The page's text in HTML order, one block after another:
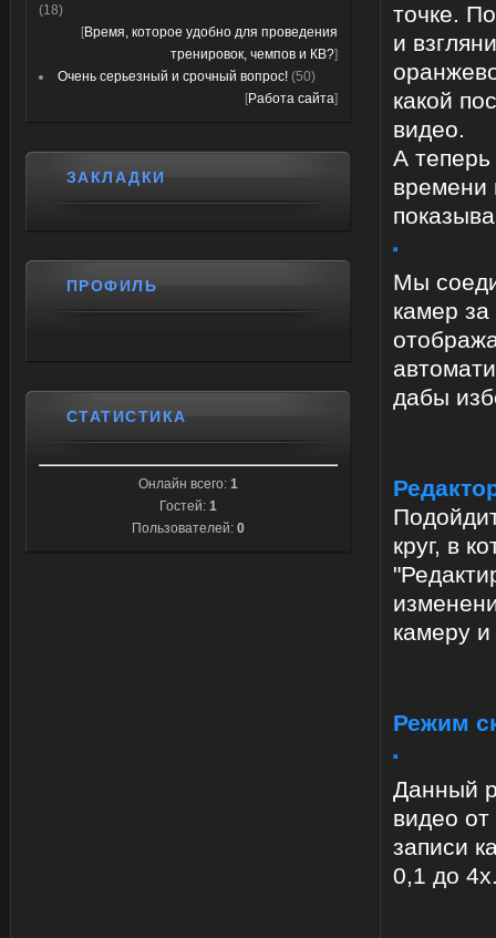
точке.
и
какой
видео.
А теперь
времени
Мы
камер
дабы
круг, в
камеру и
Режим
Данный
видео
записи
0,1 до
(18)
[Время, которое удобно для проведения
тренировок, чемпов и КВ?]
Очень серьезный и срочный вопрос! (50)
[Работа сайта]
ЗАКЛАДКИ
ПРОФИЛЬ
СТАТИСТИКА
Онлайн всего: 1
Гостей: 1
Пользователей: 0